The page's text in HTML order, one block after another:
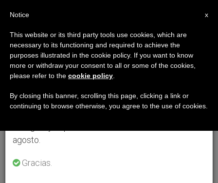
×
Aviso importante
Del 27 de julio al 7 de agosto haremos la pausa
anual, aprovechando que en el periodo de verano
se generan menos informaciones y también el
agosto.
Gracias.
x
Notice
This website or its third party tools use cookies, which are
necessary to its functioning and required to achieve the
purposes illustrated in the cookie policy. If you want to know
more or withdraw your consent to all or some of the cookies,
please refer to the cookie policy
By closing this banner, scrolling this page, clicking a link or
continuing to browse otherwise, you agree to the use of cookies.